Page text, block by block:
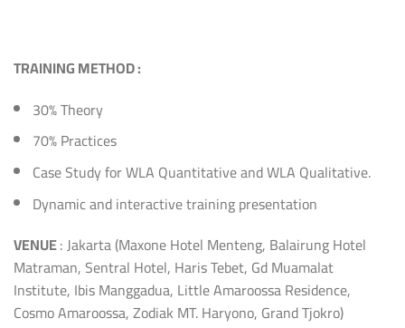
TRAINING METHOD :
30% Theory
70% Practices
Case Study for WLA Quantitative and WLA Qualitative.
Dynamic and interactive training presentation
VENUE: Jakarta (Maxone Hotel Menteng, Balairung Hotel
Matraman, Sentral Hotel, Haris Tebet, Gd Muamalat
Institute, Ibis Manggadua, Little Amaroossa Residence,
Cosmo Amaroossa, Zodiak MT. Haryono, Grand Tjokro)